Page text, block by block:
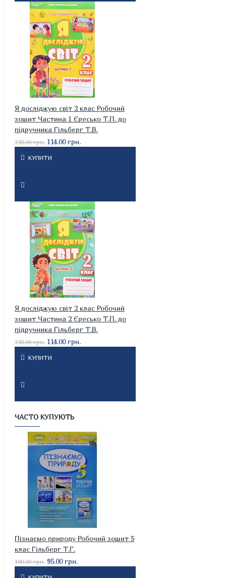
Я досліджую світ 2 клас Робочий
зошит Частина 1 Єресько Т.П. до
підручника Гільберг Т.В.
120.00 грн. 114.00 грн.
КУПИТИ
Я досліджую світ 2 клас Робочий
зошит Частина 2 Єресько Т.П. до
підручника Гільберг Т.В.
120.00 грн. 114.00 грн.
КУПИТИ
ЧАСТО КУПУЮТЬ
Пізнаємо природу Робочий зошит 5
клас Гільберг Т.Г.
100.00 грн. 95.00 грн.